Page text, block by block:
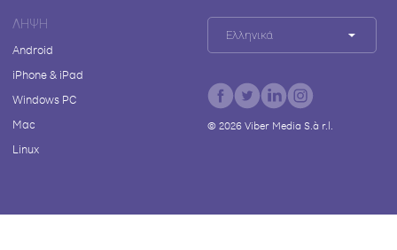
ΛΉΨΗ
Android
iPhone & iPad
Windows PC
Mac
Linux
Ελληνικά
© 2026Viber Media S.à r.l.